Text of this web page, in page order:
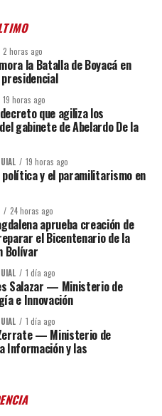
2 horas ago
la Batalla de Boyacá en
19 horas ago
que agiliza los
gabinete de Abelardo De la
19 horas ago
política y el paramilitarismo en
24 horas ago
aprueba creación de
el Bicentenario de la
Bolívar
1 día ago
Salazar — Ministerio de
e Innovación
1 día ago
— Ministerio de
Información y las